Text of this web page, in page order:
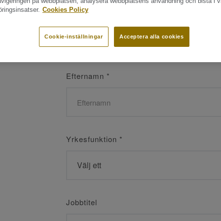
Namn
Efternamn *
Yrkesfunktion *
Jobbtitel
Cookies Policy
Acceptera alla cookies
Cookie-inställningar